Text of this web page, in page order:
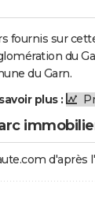
fournis sur
du
du Garn.
plus :
d'après